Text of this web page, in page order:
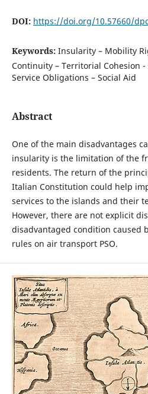
DOI: https://doi.org/10.57660/
Keywords: Insularity – Mobility
Continuity – Territorial Cohesion
Service Obligations – Social Aid
Abstract
One of the main disadvantages
insularity is the limitation of the
residents. The return of the
Italian Constitution could help
services to the islands and their
However, there are not explicit
disadvantaged condition caused
rules on air transport PSO.